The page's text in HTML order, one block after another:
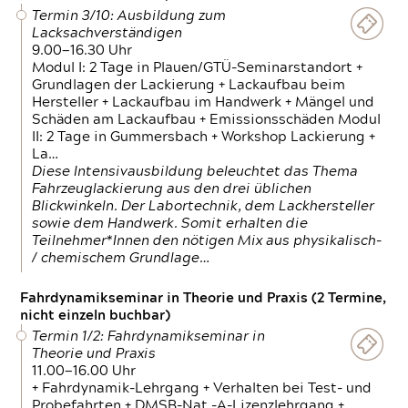
Termin 3/10: Ausbildung zum
Lacksachverständigen
9.00—16.30 Uhr
Modul I: 2 Tage in Plauen/GTÜ-Seminarstandort +
Grundlagen der Lackierung + Lackaufbau beim
Hersteller + Lackaufbau im Handwerk + Mängel und
Schäden am Lackaufbau + Emissionsschäden Modul
II: 2 Tage in Gummersbach + Workshop Lackierung +
La…
Diese Intensivausbildung beleuchtet das Thema
Fahrzeuglackierung aus den drei üblichen
Blickwinkeln. Der Labortechnik, dem Lackhersteller
sowie dem Handwerk. Somit erhalten die
Teilnehmer*Innen den nötigen Mix aus physikalisch-
/ chemischem Grundlage…
Fahrdynamikseminar in Theorie und Praxis (2 Termine,
nicht einzeln buchbar)
Termin 1/2: Fahrdynamikseminar in
Theorie und Praxis
11.00—16.00 Uhr
+ Fahrdynamik-Lehrgang + Verhalten bei Test- und